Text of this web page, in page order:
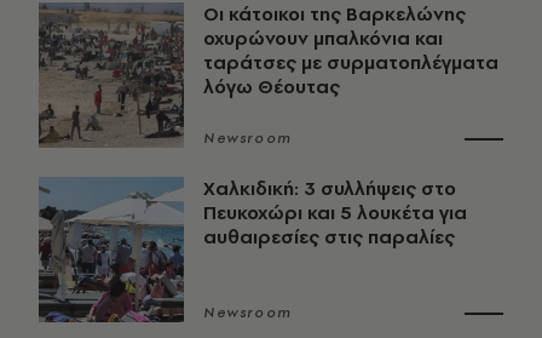
Οι κάτοικοι της Βαρκελώνης
οχυρώνουν μπαλκόνια και
ταράτσες με συρματοπλέγματα
λόγω Θέουτας
Newsroom
Χαλκιδική: 3 συλλήψεις στο
Πευκοχώρι και 5 λουκέτα για
αυθαιρεσίες στις παραλίες
Newsroom